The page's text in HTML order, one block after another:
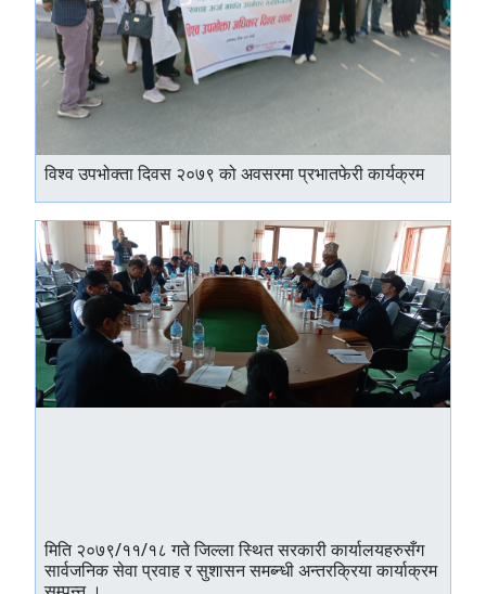
विश्व उपभोक्ता दिवस २०७९ को अवसरमा प्रभातफेरी कार्यक्रम
मिति २०७९/११/१८ गते जिल्ला स्थित सरकारी कार्यालयहरुसँग
सार्वजनिक सेवा प्रवाह र सुशासन समब्न्धी अन्तरक्रिया कार्याक्रम